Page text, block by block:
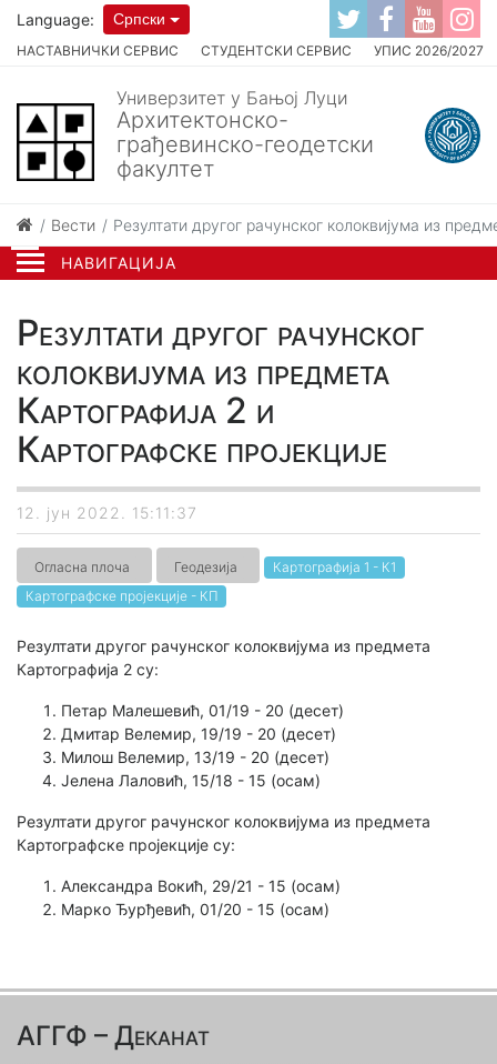
НАВИГАЦИЈА
НАСТАВНИЧКИ СЕРВИС СТУДЕНТСКИ СЕРВИС УПИС 2026/2027
Language: Српски
Универзитет у Бањој Луци
Архитектонско-
грађевинско-геодетски
факултет
Вести Резултати другог рачунског колоквијума из
Резултати другог рачунског
колоквијума из предмета
Картографија 2 и
Картографске пројекције
12. јун 2022. 15:11:37
Огласна плоча Геодезија
Картографија 1 - К1
Картографске пројекције - КП
Резултати другог рачунског колоквијума из предмета
Картографија 2 су:
Петар Малешевић, 01/19 - 20 (десет)
Дмитар Велемир, 19/19 - 20 (десет)
Милош Велемир, 13/19 - 20 (десет)
Јелена Лаловић, 15/18 - 15 (осам)
Резултати другог рачунског колоквијума из предмета
Картографске пројекције су:
Александра Вокић, 29/21 - 15 (осам)
Марко Ђурђевић, 01/20 - 15 (осам)
АГГФ – Деканат